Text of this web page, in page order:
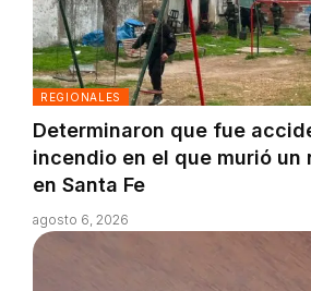
REGIONALES
Determinaron que fue
incendio en el que murió un
en Santa Fe
agosto 6, 2026